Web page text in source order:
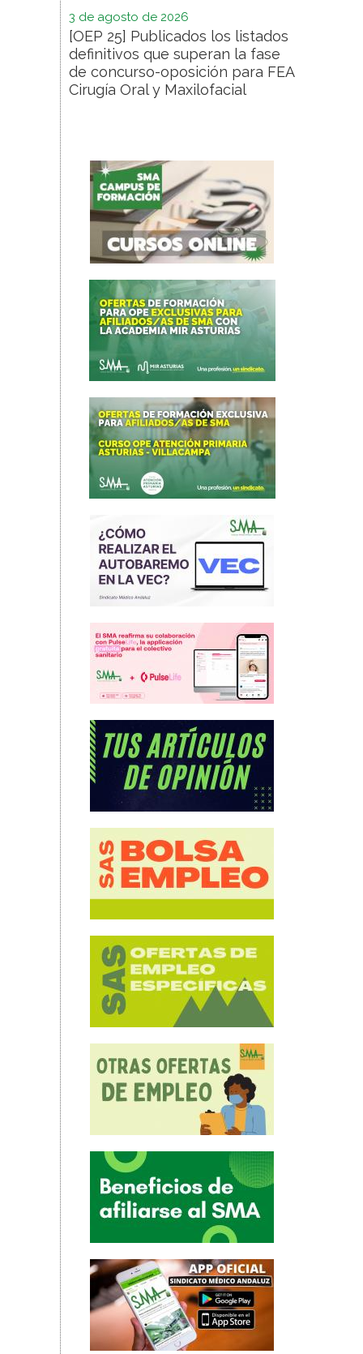
3 de agosto de 2026
[OEP 25] Publicados los listados
definitivos que superan la fase
de concurso-oposición para FEA
Cirugía Oral y Maxilofacial